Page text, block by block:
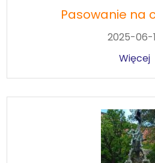
Pasowanie na
2025-06-
Więcej